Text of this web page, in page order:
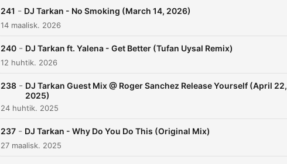
241 - DJ Tarkan - No Smoking (March 14, 2026)
14 maalisk. 2026
240 - DJ Tarkan ft. Yalena - Get Better (Tufan Uysal Remix)
12 huhtik. 2026
238 - DJ Tarkan Guest Mix @ Roger Sanchez Release Yourself (April 22,
2025)
24 huhtik. 2025
237 - DJ Tarkan - Why Do You Do This (Original Mix)
27 maalisk. 2025